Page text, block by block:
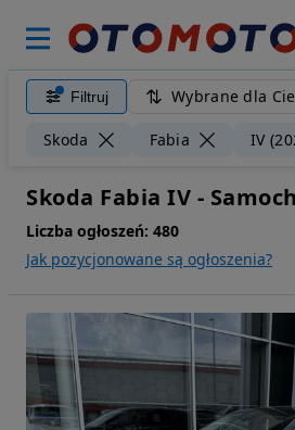
Filtruj Wybrane dla
Skoda Fabia IV
Skoda Fabia IV -
Liczba ogłoszeń: 480
Jak pozycjonowane są ogłoszenia?